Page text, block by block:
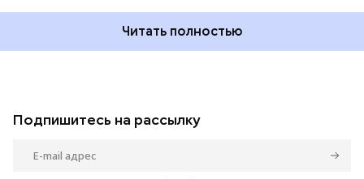
Читать полностью
Подпишитесь на рассылку